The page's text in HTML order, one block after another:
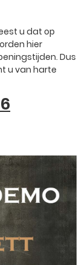
u dat op
hier
Dus
u van harte